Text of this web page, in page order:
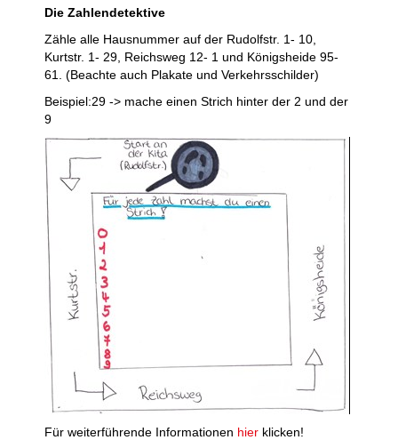
Die Zahlendetektive
Zähle alle Hausnummer auf der Rudolfstr. 1- 10,
Kurtstr. 1- 29, Reichsweg 12- 1 und Königsheide 95-
61. (Beachte auch Plakate und Verkehrsschilder)
Beispiel:29 -> mache einen Strich hinter der 2 und der
9
Für weiterführende Informationen hier klicken!